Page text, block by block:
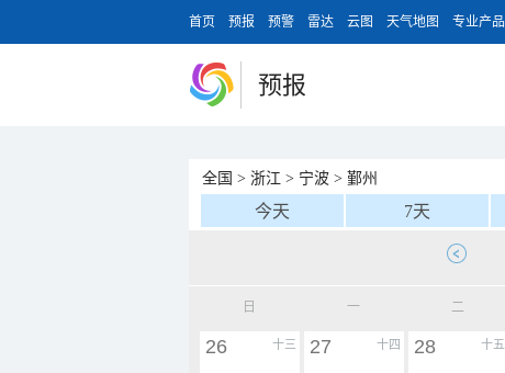
首页 预报 预警 雷达 云图 天气地图 专业产品
预报
全国 > 浙江 > 宁波 > 鄞州
今天 7天
日 一 二
十三
26 十四
27 十五
28